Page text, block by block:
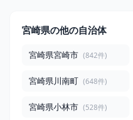
宮崎県の他の自治体
宮崎県宮崎市 (842件)
宮崎県川南町 (648件)
宮崎県小林市 (528件)